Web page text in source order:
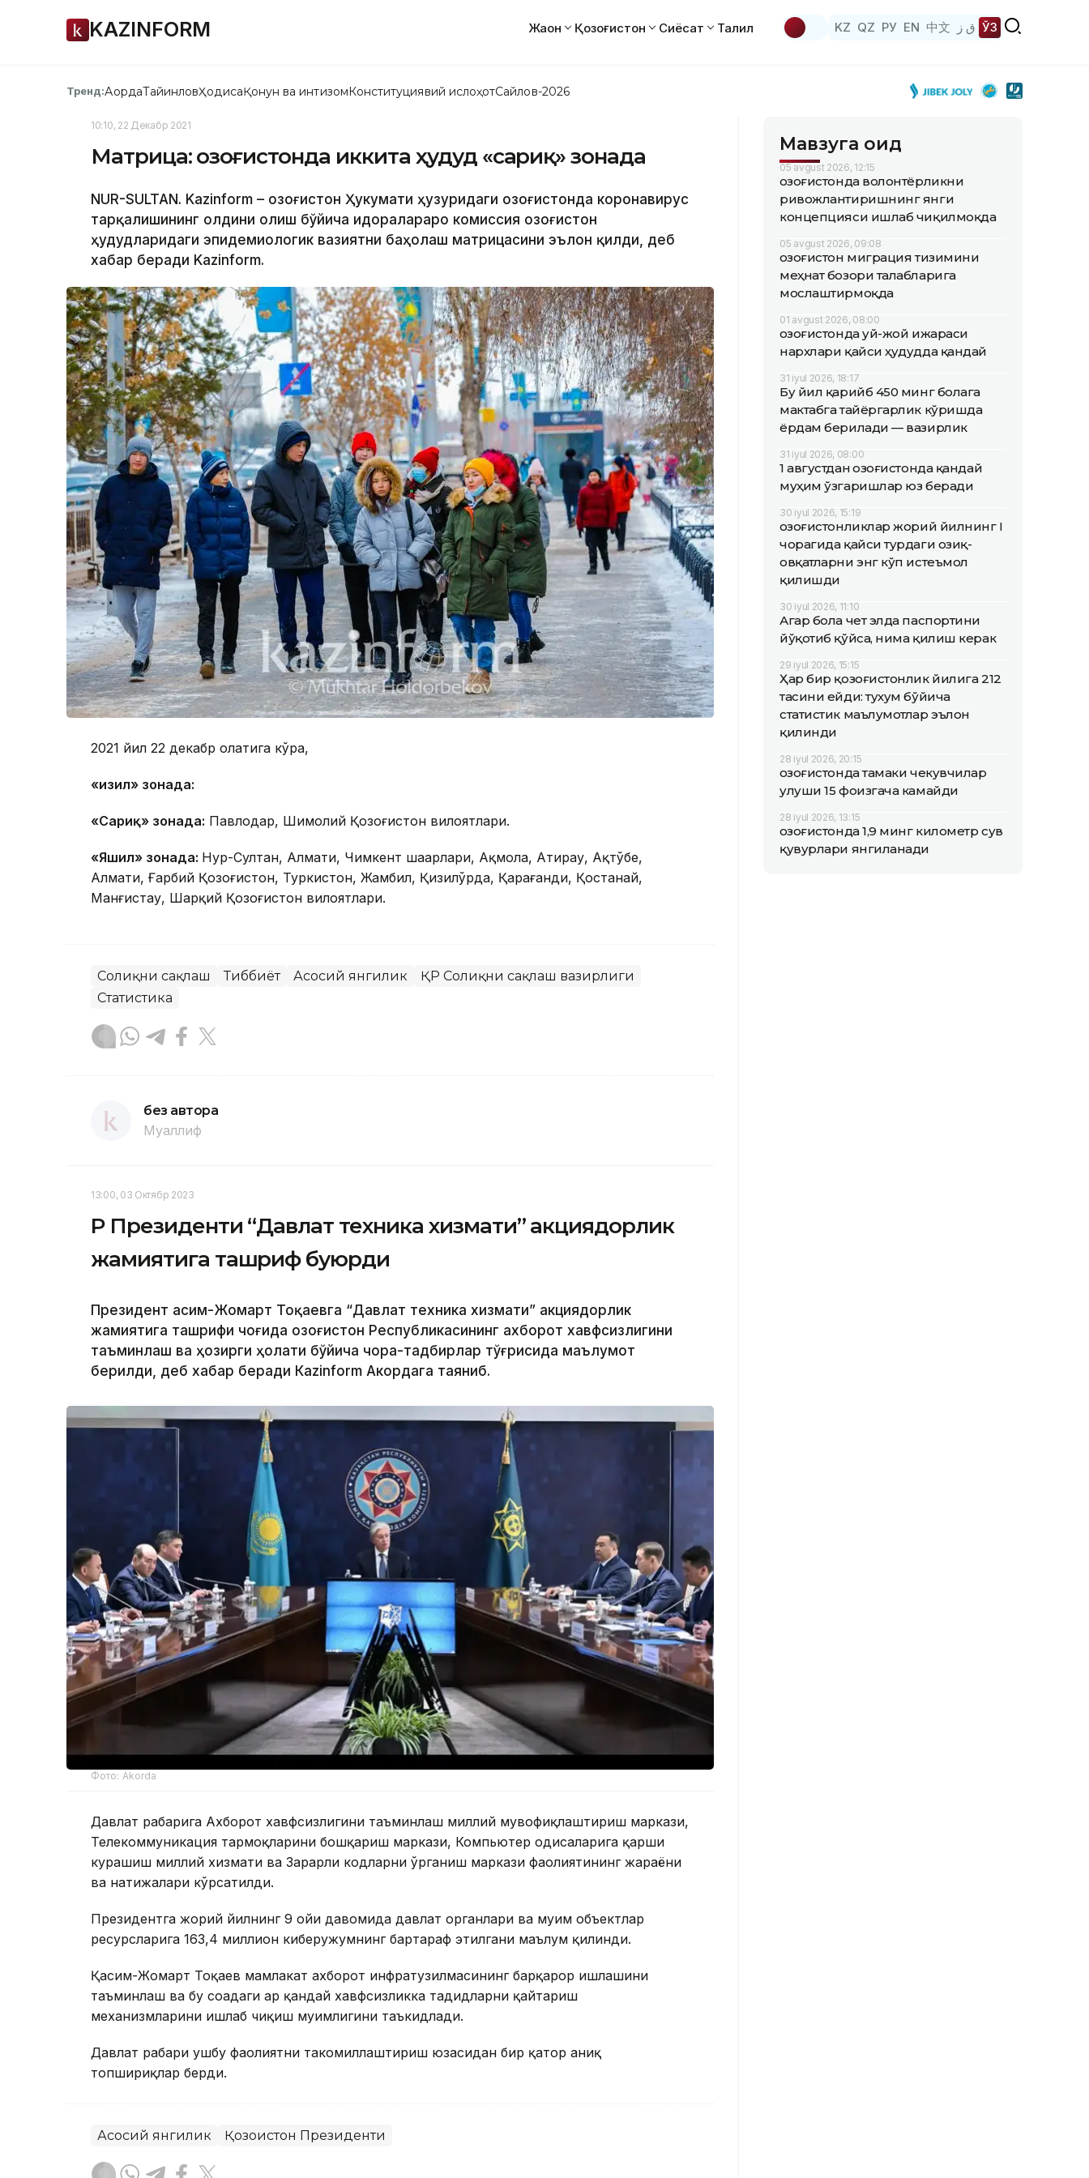
KAZINFORM Жаҳон Қозоғистон Сиёсат Таҳлил KZ QZ РУ EN 中文 ق ز ЎЗ
Тренд:АқордаТайинловҲодисаҚонун ва интизомКонституциявий ислоҳотСайлов-2026
10:10, 22 Декабр 2021
Матрица: Қозоғистонда иккита ҳудуд «сариқ» зонада
NUR-SULTAN. Kazinform – Қозоғистон Ҳукумати ҳузуридаги Қозоғистонда коронавирус
тарқалишининг олдини олиш бўйича идоралараро комиссия Қозоғистон
ҳудудларидаги эпидемиологик вазиятни баҳолаш матрицасини эълон қилди, деб
хабар беради Kazinform.
2021 йил 22 декабр ҳолатига кўра,
«Қизил» зонада:
«Сариқ» зонада: Павлодар, Шимолий Қозоғистон вилоятлари.
«Яшил» зонада: Нур-Султан, Алмати, Чимкент шаҳарлари, Ақмола, Атирау, Ақтўбе,
Алмати, Ғарбий Қозоғистон, Туркистон, Жамбил, Қизилўрда, Қарағанди, Қостанай,
Манғистау, Шарқий Қозоғистон вилоятлари.
Соғлиқни сақлаш Тиббиёт Асосий янгилик
ҚР Соғлиқни сақлаш вазирлиги
Статистика
без автора
Муаллиф
13:00, 03 Октябр 2023
ҚР Президенти “Давлат техника хизмати” акциядорлик
жамиятига ташриф буюрди
Президент Қасим-Жомарт Тоқаевга “Давлат техника хизмати” акциядорлик
жамиятига ташрифи чоғида Қозоғистон Республикасининг ахборот хавфсизлигини
таъминлаш ва ҳозирги ҳолати бўйича чора-тадбирлар тўғрисида маълумот
берилди, деб хабар беради Каzinform Акордага таяниб.
Фото: Akorda
Давлат раҳбарига Ахборот хавфсизлигини таъминлаш миллий мувофиқлаштириш маркази,
Телекоммуникация тармоқларини бошқариш маркази, Компьютер ҳодисаларига қарши
курашиш миллий хизмати ва Зарарли кодларни ўрганиш маркази фаолиятининг жараёни
ва натижалари кўрсатилди.
Президентга жорий йилнинг 9 ойи давомида давлат органлари ва муҳим объектлар
ресурсларига 163,4 миллион киберҳужумнинг бартараф этилгани маълум қилинди.
Қасим-Жомарт Тоқаев мамлакат ахборот инфратузилмасининг барқарор ишлашини
таъминлаш ва бу соҳадаги ҳар қандай хавфсизликка таҳдидларни қайтариш
механизмларини ишлаб чиқиш муҳимлигини таъкидлади.
Давлат раҳбари ушбу фаолиятни такомиллаштириш юзасидан бир қатор аниқ
топшириқлар берди.
Асосий янгилик Қозоғистон Президенти
Мавзуга оид
05 avgust 2026, 12:15
Қозоғистонда волонтёрликни
ривожлантиришнинг янги
концепцияси ишлаб чиқилмоқда
05 avgust 2026, 09:08
Қозоғистон миграция тизимини
меҳнат бозори талабларига
мослаштирмоқда
01 avgust 2026, 08:00
Қозоғистонда уй-жой ижараси
нархлари қайси ҳудудда қандай
31 iyul 2026, 18:17
Бу йил қарийб 450 минг болага
мактабга тайёргарлик кўришда
ёрдам берилади — вазирлик
31 iyul 2026, 08:00
1 августдан Қозоғистонда қандай
муҳим ўзгаришлар юз беради
30 iyul 2026, 15:19
Қозоғистонликлар жорий йилнинг I
чорагида қайси турдаги озиқ-
овқатларни энг кўп истеъмол
қилишди
30 iyul 2026, 11:10
Агар бола чет элда паспортини
йўқотиб қўйса, нима қилиш керак
29 iyul 2026, 15:15
Ҳар бир қозоғистонлик йилига 212
тасини ейди: тухум бўйича
статистик маълумотлар эълон
қилинди
28 iyul 2026, 20:15
Қозоғистонда тамаки чекувчилар
улуши 15 фоизгача камайди
28 iyul 2026, 13:15
Қозоғистонда 1,9 минг километр сув
қувурлари янгиланади